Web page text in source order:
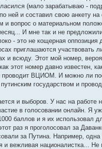
(мало зарабатываю -
ней и составил свою анкету
вопрос о материальном
И мне так и не
- это не кощерная
приглашаются участвовать
и всюду. Этот мой номер,
этот номер давно известен,
проводит ВЦИОМ. И можно ли
государством и
и выборов. У нас на работе
в голосовании онлайн. Я
баллов и я их использовал
раз я проголосовал за
за Путина. Например,
и вежливая националистка...